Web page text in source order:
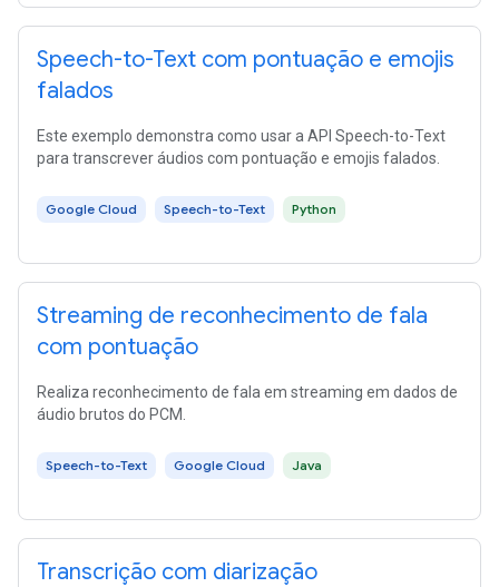
Speech-to-Text com pontuação e emojis
falados
Este exemplo demonstra como usar a API Speech-to-Text
para transcrever áudios com pontuação e emojis falados.
Google Cloud Speech-to-Text Python
Streaming de reconhecimento de fala
com pontuação
Realiza reconhecimento de fala em streaming em dados de
áudio brutos do PCM.
Speech-to-Text Google Cloud Java
Transcrição com diarização